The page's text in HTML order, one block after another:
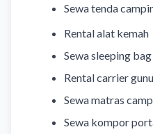
Sewa tenda
Rental alat kemah
Sewa sleeping bag
Rental carrier
Sewa matras
Sewa kompor